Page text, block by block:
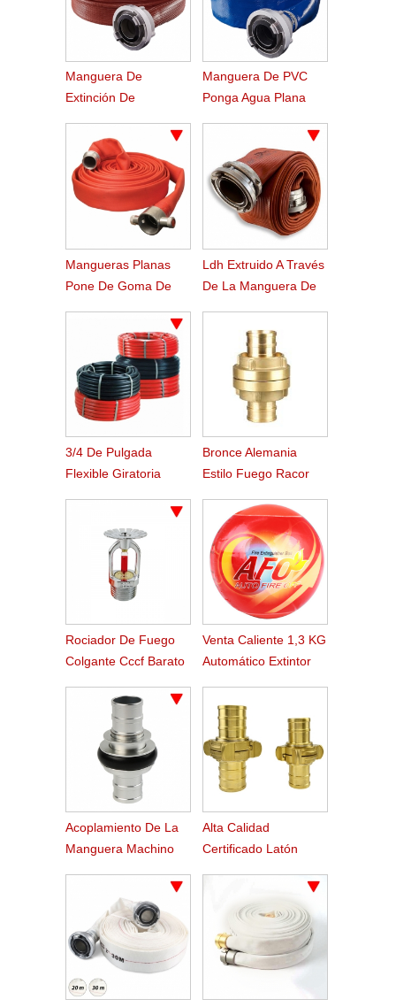
Manguera De
Extinción De
Duralina
Manguera De PVC
Ponga Agua Plana
Mangueras Planas
Pone De Goma De
Ldh Extruido A Través
De La Manguera De
Nitrilo Tejido
3/4 De Pulgada
Flexible Giratoria
Manguera Plana
Bronce Alemania
Estilo Fuego Racor
Rociador De Fuego
Colgante Cccf Barato
Venta Caliente 1,3 KG
Automático Extintor
Acoplamiento De La
Manguera Machino
Alta Calidad
Certificado Latón
Manguera De Fuego
De Nakajima